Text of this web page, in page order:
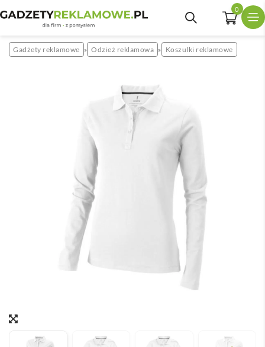
0
Gadżety reklamowe » Odzież reklamowa » Koszulki reklamowe